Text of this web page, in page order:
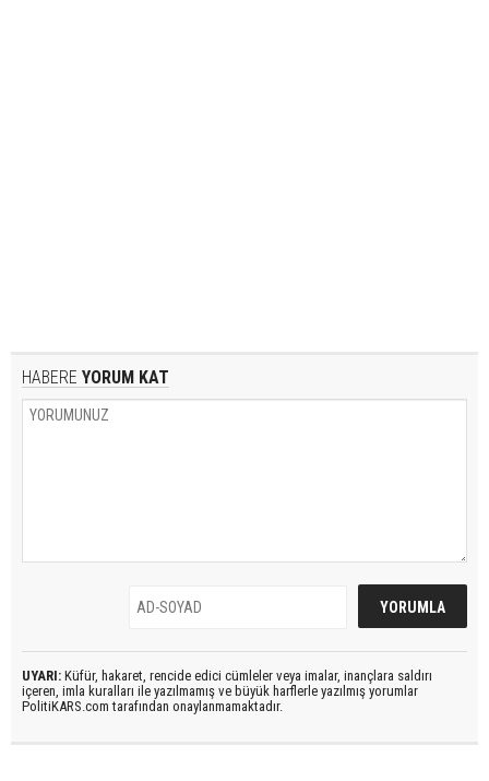
HABERE YORUM KAT
UYARI: Küfür, hakaret, rencide edici cümleler veya imalar, inançlara saldırı
içeren, imla kuralları ile yazılmamış ve büyük harflerle yazılmış yorumlar
PolitiKARS.com tarafından onaylanmamaktadır.